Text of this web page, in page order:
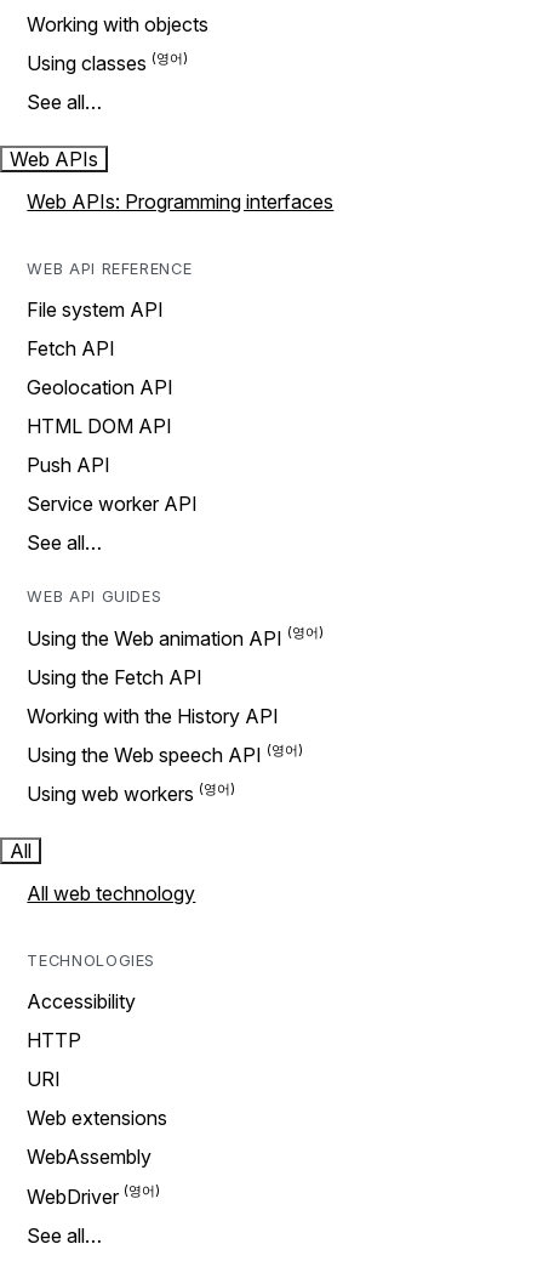
Working with objects
Using classes
See all…
Web APIs
Web APIs: Programming interfaces
WEB API REFERENCE
File system API
Fetch API
Geolocation API
HTML DOM API
Push API
Service worker API
See all…
WEB API GUIDES
Using the Web animation API
Using the Fetch API
Working with the History API
Using the Web speech API
Using web workers
All
All web technology
TECHNOLOGIES
Accessibility
HTTP
URI
Web extensions
WebAssembly
WebDriver
See all…